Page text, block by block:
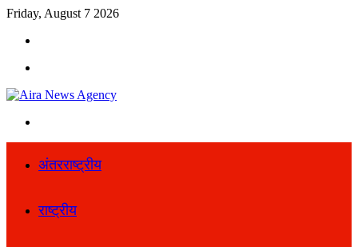
Friday, August 7 2026
अंतरराष्ट्रीय
राष्ट्रीय